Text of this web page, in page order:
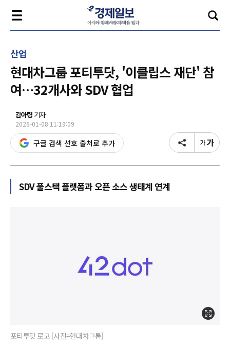
산업
현대차그룹 포티투닷, '이클립스 재단' 참
여…32개사와 SDV 협업
김아령 기자
2026-01-08 11:19:09
구글 검색 선호 출처로 추가
SDV 풀스택 플랫폼과 오픈 소스 생태계 연계
포티투닷 로고 [사진=현대차그룹]